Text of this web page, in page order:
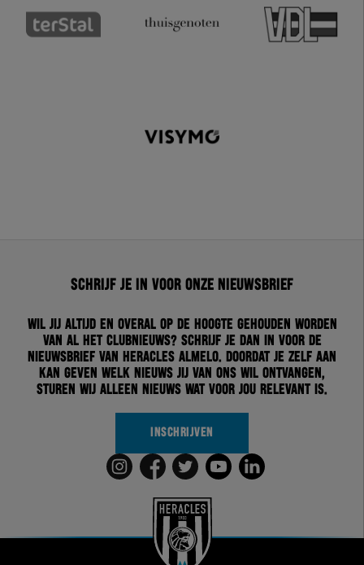
Schrijf je in voor onze nieuwsbrief
Wil jij altijd en overal op de hoogte gehouden worden
van al het clubnieuws? Schrijf je dan in voor de
nieuwsbrief van Heracles Almelo. Doordat je zelf aan
kan geven welk nieuws jij van ons wil ontvangen,
sturen wij alleen nieuws wat voor jou relevant is.
INSCHRIJVEN